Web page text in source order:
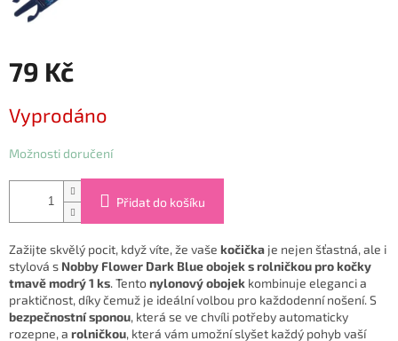
79 Kč
cena:
Vyprodáno
Možnosti doručení
Přidat do košíku
Zažijte skvělý pocit, když víte, že vaše kočička je nejen šťastná, ale i
stylová s Nobby Flower Dark Blue obojek s rolničkou pro kočky
tmavě modrý 1 ks. Tentonylonový obojek kombinuje eleganci a
praktičnost, díky čemuž je ideální volbou pro každodenní nošení. S
bezpečnostní sponou, která se ve chvíli potřeby automaticky
rozepne, a rolničkou, která vám umožní slyšet každý pohyb vaší